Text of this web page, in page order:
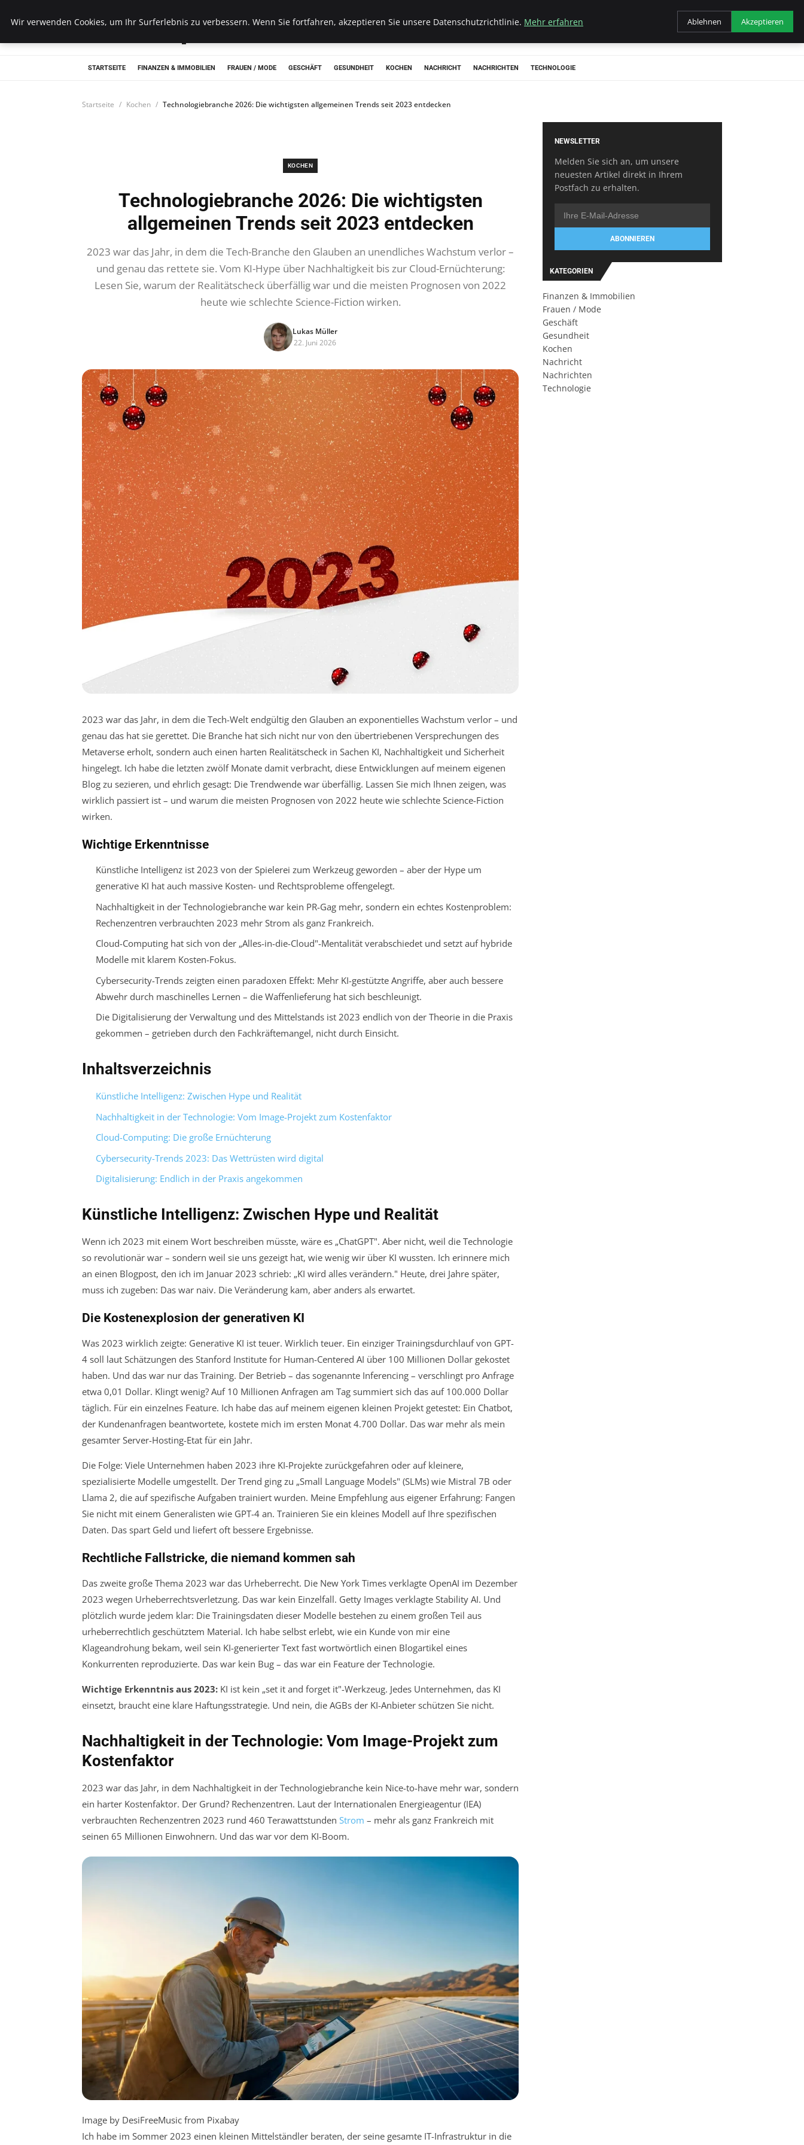
Unseretop10
STARTSEITE FINANZEN & IMMOBILIEN FRAUEN / MODE GESCHÄFT GESUNDHEIT KOCHEN NACHRICHT NACHRICHTEN TECHNOLOGIE
Startseite Kochen Technologiebranche 2026: Die wichtigsten allgemeinen Trends seit 2023 entdecken
KOCHEN
Technologiebranche 2026: Die wichtigsten
allgemeinen Trends seit 2023 entdecken
2023 war das Jahr, in dem die Tech-Branche den Glauben an unendliches Wachstum verlor –
und genau das rettete sie. Vom KI-Hype über Nachhaltigkeit bis zur Cloud-Ernüchterung:
Lesen Sie, warum der Realitätscheck überfällig war und die meisten Prognosen von 2022
heute wie schlechte Science-Fiction wirken.
Lukas Müller
22. Juni 2026
2023 war das Jahr, in dem die Tech-Welt endgültig den Glauben an exponentielles Wachstum verlor – und
genau das hat sie gerettet. Die Branche hat sich nicht nur von den übertriebenen Versprechungen des
Metaverse erholt, sondern auch einen harten Realitätscheck in Sachen KI, Nachhaltigkeit und Sicherheit
hingelegt. Ich habe die letzten zwölf Monate damit verbracht, diese Entwicklungen auf meinem eigenen
Blog zu sezieren, und ehrlich gesagt: Die Trendwende war überfällig. Lassen Sie mich Ihnen zeigen, was
wirklich passiert ist – und warum die meisten Prognosen von 2022 heute wie schlechte Science-Fiction
wirken.
Wichtige Erkenntnisse
Künstliche Intelligenz ist 2023 von der Spielerei zum Werkzeug geworden – aber der Hype um
generative KI hat auch massive Kosten- und Rechtsprobleme offengelegt.
Nachhaltigkeit in der Technologiebranche war kein PR-Gag mehr, sondern ein echtes Kostenproblem:
Rechenzentren verbrauchten 2023 mehr Strom als ganz Frankreich.
Cloud-Computing hat sich von der „Alles-in-die-Cloud"-Mentalität verabschiedet und setzt auf hybride
Modelle mit klarem Kosten-Fokus.
Cybersecurity-Trends zeigten einen paradoxen Effekt: Mehr KI-gestützte Angriffe, aber auch bessere
Abwehr durch maschinelles Lernen – die Waffenlieferung hat sich beschleunigt.
Die Digitalisierung der Verwaltung und des Mittelstands ist 2023 endlich von der Theorie in die Praxis
gekommen – getrieben durch den Fachkräftemangel, nicht durch Einsicht.
Inhaltsverzeichnis
Künstliche Intelligenz: Zwischen Hype und Realität
Nachhaltigkeit in der Technologie: Vom Image-Projekt zum Kostenfaktor
Cloud-Computing: Die große Ernüchterung
Cybersecurity-Trends 2023: Das Wettrüsten wird digital
Digitalisierung: Endlich in der Praxis angekommen
Künstliche Intelligenz: Zwischen Hype und Realität
Wenn ich 2023 mit einem Wort beschreiben müsste, wäre es „ChatGPT". Aber nicht, weil die Technologie
so revolutionär war – sondern weil sie uns gezeigt hat, wie wenig wir über KI wussten. Ich erinnere mich
an einen Blogpost, den ich im Januar 2023 schrieb: „KI wird alles verändern." Heute, drei Jahre später,
muss ich zugeben: Das war naiv. Die Veränderung kam, aber anders als erwartet.
Die Kostenexplosion der generativen KI
Was 2023 wirklich zeigte: Generative KI ist teuer. Wirklich teuer. Ein einziger Trainingsdurchlauf von GPT-
4 soll laut Schätzungen des Stanford Institute for Human-Centered AI über 100 Millionen Dollar gekostet
haben. Und das war nur das Training. Der Betrieb – das sogenannte Inferencing – verschlingt pro Anfrage
etwa 0,01 Dollar. Klingt wenig? Auf 10 Millionen Anfragen am Tag summiert sich das auf 100.000 Dollar
täglich. Für ein einzelnes Feature. Ich habe das auf meinem eigenen kleinen Projekt getestet: Ein Chatbot,
der Kundenanfragen beantwortete, kostete mich im ersten Monat 4.700 Dollar. Das war mehr als mein
gesamter Server-Hosting-Etat für ein Jahr.
Die Folge: Viele Unternehmen haben 2023 ihre KI-Projekte zurückgefahren oder auf kleinere,
spezialisierte Modelle umgestellt. Der Trend ging zu „Small Language Models" (SLMs) wie Mistral 7B oder
Llama 2, die auf spezifische Aufgaben trainiert wurden. Meine Empfehlung aus eigener Erfahrung: Fangen
Sie nicht mit einem Generalisten wie GPT-4 an. Trainieren Sie ein kleines Modell auf Ihre spezifischen
Daten. Das spart Geld und liefert oft bessere Ergebnisse.
Rechtliche Fallstricke, die niemand kommen sah
Das zweite große Thema 2023 war das Urheberrecht. Die New York Times verklagte OpenAI im Dezember
2023 wegen Urheberrechtsverletzung. Das war kein Einzelfall. Getty Images verklagte Stability AI. Und
plötzlich wurde jedem klar: Die Trainingsdaten dieser Modelle bestehen zu einem großen Teil aus
urheberrechtlich geschütztem Material. Ich habe selbst erlebt, wie ein Kunde von mir eine
Klageandrohung bekam, weil sein KI-generierter Text fast wortwörtlich einen Blogartikel eines
Konkurrenten reproduzierte. Das war kein Bug – das war ein Feature der Technologie.
Wichtige Erkenntnis aus 2023: KI ist kein „set it and forget it"-Werkzeug. Jedes Unternehmen, das KI
einsetzt, braucht eine klare Haftungsstrategie. Und nein, die AGBs der KI-Anbieter schützen Sie nicht.
Nachhaltigkeit in der Technologie: Vom Image-Projekt zum
Kostenfaktor
2023 war das Jahr, in dem Nachhaltigkeit in der Technologiebranche kein Nice-to-have mehr war, sondern
ein harter Kostenfaktor. Der Grund? Rechenzentren. Laut der Internationalen Energieagentur (IEA)
verbrauchten Rechenzentren 2023 rund 460 Terawattstunden Strom – mehr als ganz Frankreich mit
seinen 65 Millionen Einwohnern. Und das war vor dem KI-Boom.
Image by DesiFreeMusic from Pixabay
Ich habe im Sommer 2023 einen kleinen Mittelständler beraten, der seine gesamte IT-Infrastruktur in die
NEWSLETTER
Melden Sie sich an, um unsere
neuesten Artikel direkt in Ihrem
Postfach zu erhalten.
ABONNIEREN
KATEGORIEN
Finanzen & Immobilien
Frauen / Mode
Geschäft
Gesundheit
Kochen
Nachricht
Nachrichten
Technologie
Wir verwenden Cookies, um Ihr Surferlebnis zu verbessern. Wenn Sie fortfahren, akzeptieren Sie unsere Datenschutzrichtlinie. Mehr erfahren Ablehnen Akzeptieren